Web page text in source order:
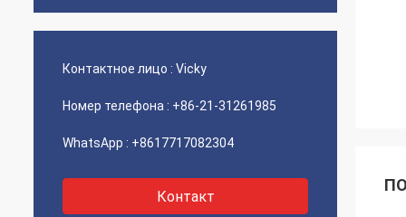
Контактное лицо : Vicky
Номер телефона : +86-21-31261985
WhatsApp : +8617717082304
Контакт